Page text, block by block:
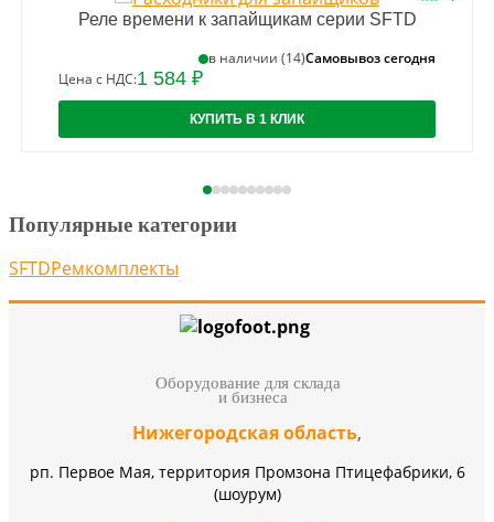
Реле времени к запайщикам серии SFTD
в наличии (14)Самовывоз сегодня
Цена с НДС:1 584 ₽
КУПИТЬ В 1 КЛИК
Популярные категории
SFTDРемкомплекты
Оборудование для склада
и бизнеса
Нижегородская область,
рп. Первое Мая, территория Промзона Птицефабрики, 6
(шоурум)